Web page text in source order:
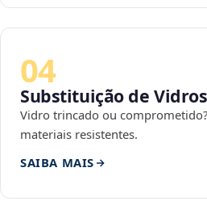
04
Substituição de
Vidro trincado ou
materiais resistentes.
SAIBA MAIS